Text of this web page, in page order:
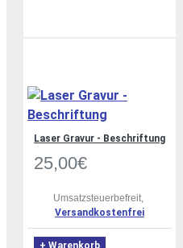
Laser Gravur - Beschriftung
25,00€
Umsatzsteuerbefreit,
Versandkostenfrei
+ Warenkorb